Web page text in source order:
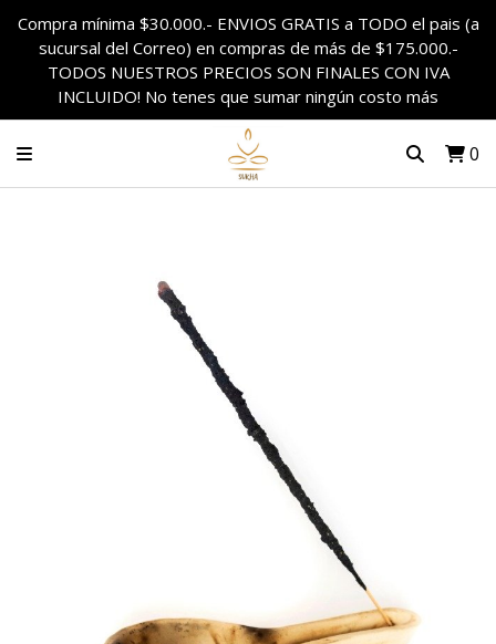
Compra mínima $30.000.- ENVIOS GRATIS a TODO el pais (a
sucursal del Correo) en compras de más de $175.000.-
TODOS NUESTROS PRECIOS SON FINALES CON IVA
INCLUIDO! No tenes que sumar ningún costo más
0